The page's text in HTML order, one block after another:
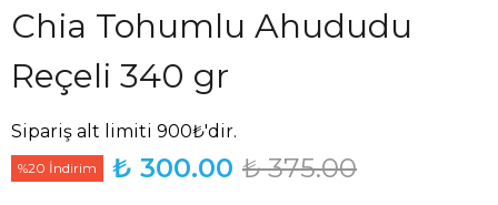
Chia Tohumlu Ahududu
Reçeli 340 gr
Sipariş alt limiti 900₺'dir.
%20 İndirim ₺ 300.00 ₺ 375.00